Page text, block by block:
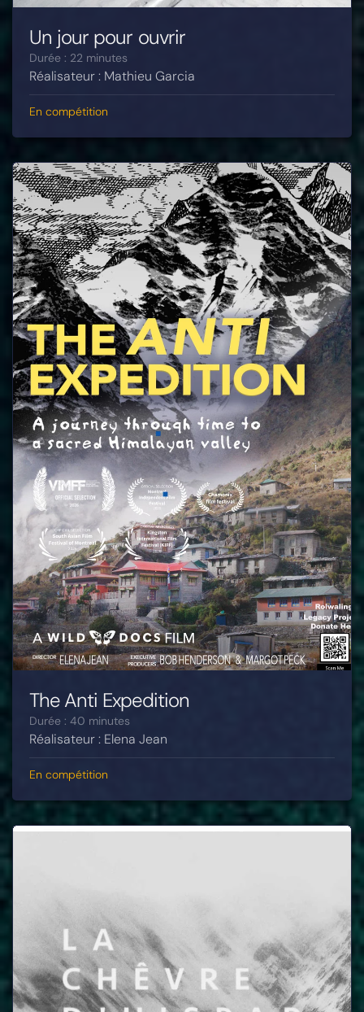
Un jour pour ouvrir
Durée : 22 minutes
Réalisateur : Mathieu Garcia
En compétition
The Anti Expedition
Durée : 40 minutes
Réalisateur : Elena Jean
En compétition